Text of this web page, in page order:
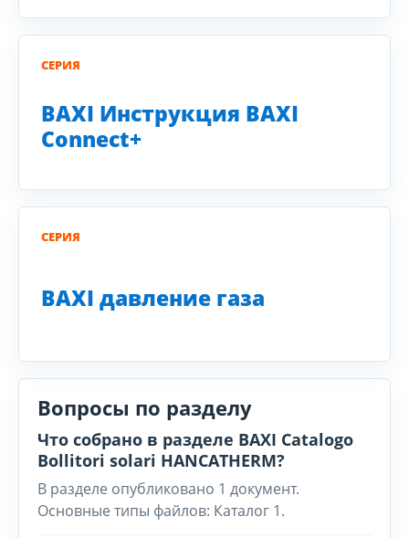
СЕРИЯ
BAXI Инструкция BAXI
Connect+
СЕРИЯ
BAXI давление газа
Вопросы по разделу
Что собрано в разделе BAXI Catalogo
Bollitori solari HANCATHERM?
В разделе опубликовано 1 документ.
Основные типы файлов: Каталог 1.